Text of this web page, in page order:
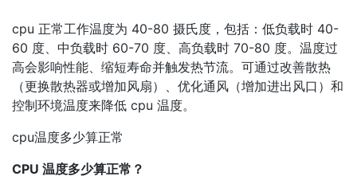
cpu 正常工作温度为 40-80 摄氏度，包括：低负载时 40-
60 度、中负载时 60-70 度、高负载时 70-80 度。温度过
高会影响性能、缩短寿命并触发热节流。可通过改善散热
（更换散热器或增加风扇）、优化通风（增加进出风口）和
控制环境温度来降低 cpu 温度。
cpu温度多少算正常
CPU 温度多少算正常？